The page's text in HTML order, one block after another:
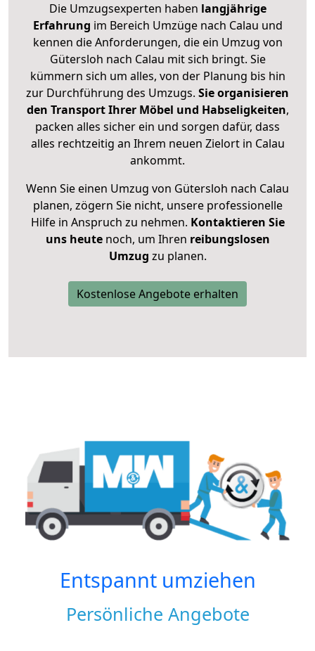
Die Umzugsexperten haben langjährige
Erfahrung im Bereich Umzüge nach Calau und
kennen die Anforderungen, die ein Umzug von
Gütersloh nach Calau mit sich bringt. Sie
kümmern sich um alles, von der Planung bis hin
zur Durchführung des Umzugs. Sie organisieren
den Transport Ihrer Möbel und Habseligkeiten,
packen alles sicher ein und sorgen dafür, dass
alles rechtzeitig an Ihrem neuen Zielort in Calau
ankommt.
Wenn Sie einen Umzug von Gütersloh nach Calau
planen, zögern Sie nicht, unsere professionelle
Hilfe in Anspruch zu nehmen. Kontaktieren Sie
uns heutenoch, um Ihren reibungslosen
Umzug zu planen.
Kostenlose Angebote erhalten
Entspannt umziehen
Persönliche Angebote